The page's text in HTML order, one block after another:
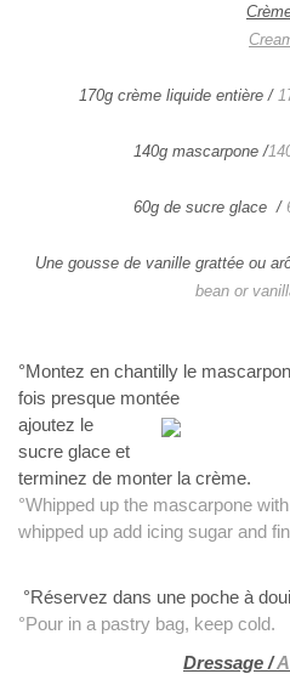
170g crème liquide entière /
140g mascarpone /
60g de sucre glace /
Une gousse de vanille grattée ou
bean or
°Montez en chantilly le
fois presque montée
ajoutez le
sucre glace et
terminez de monter la crème.
°Whipped up the mascarpone
whipped up add icing sugar and
°Réservez dans une poche à
°Pour in a pastry bag, keep cold.
Dressage /